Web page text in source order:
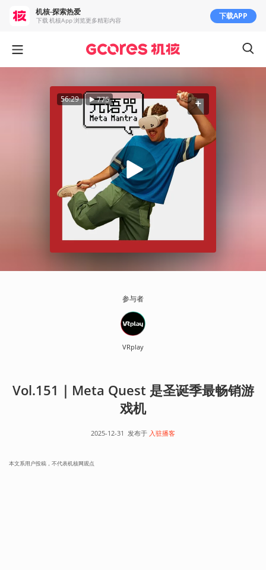
56:29 775
参与者
VRplay
Vol.151｜Meta Quest 是圣诞季最畅销游
戏机
2025-12-31 发布于 入驻播客
本文系用户投稿，不代表机核网观点
机核-探索热爱
下载 机核App 浏览更多精彩内容 下载APP